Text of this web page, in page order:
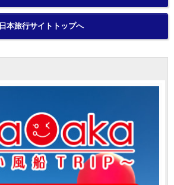
日本旅行サイトトップへ